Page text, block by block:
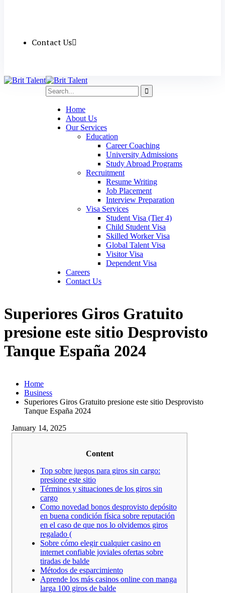
Contact Us
Home
About Us
Our Services
Education
Career Coaching
University Admissions
Study Abroad Programs
Recruitment
Resume Writing
Job Placement
Interview Preparation
Visa Services
Student Visa (Tier 4)
Child Student Visa
Skilled Worker Visa
Global Talent Visa
Visitor Visa
Dependent Visa
Careers
Contact Us
Superiores Giros Gratuito
presione este sitio Desprovisto
Tanque España 2024
Home
Business
Superiores Giros Gratuito presione este sitio Desprovisto
Tanque España 2024
January 14, 2025
Content
Top sobre juegos para giros sin cargo:
presione este sitio
Términos y situaciones de los giros sin
cargo
Como novedad bonos desprovisto depósito
en buena condición física sobre reputación
en el caso de que nos lo olvidemos giros
regalado (
Sobre cómo elegir cualquier casino en
internet confiable joviales ofertas sobre
tiradas de balde
Métodos de esparcimiento
Aprende los más casinos online con manga
larga 100 giros de balde